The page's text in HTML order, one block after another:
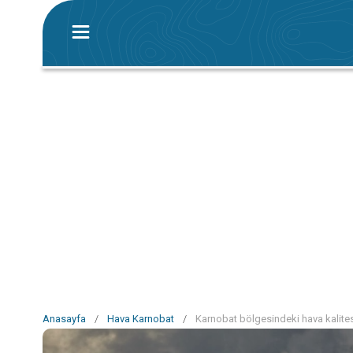
Anasayfa / Hava Karnobat / Karnobat bölgesindeki hava